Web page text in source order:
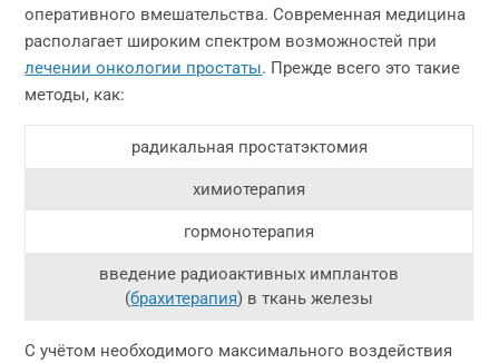
оперативного вмешательства. Современная медицина
располагает широким спектром возможностей при
лечении онкологии простаты. Прежде всего это такие
методы, как:
радикальная простатэктомия
химиотерапия
гормонотерапия
введение радиоактивных имплантов
(брахитерапия) в ткань железы
С учётом необходимого максимального воздействия